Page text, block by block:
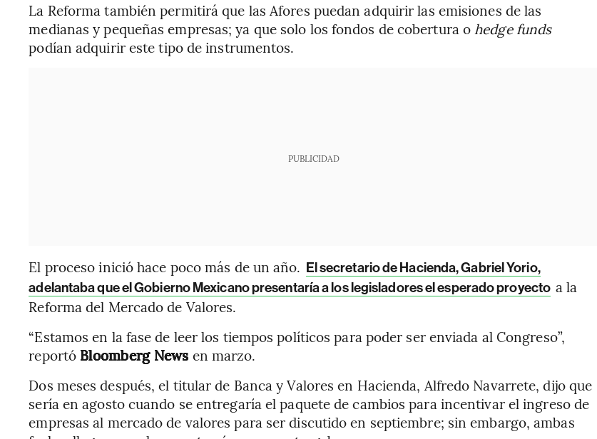
La Reforma también permitirá que las Afores puedan adquirir las emisiones de las
medianas y pequeñas empresas; ya que solo los fondos de cobertura o hedge funds
podían adquirir este tipo de instrumentos.
PUBLICIDAD
El proceso inició hace poco más de un año. El secretario de Hacienda, Gabriel Yorio,
adelantaba que el Gobierno Mexicano presentaría a los legisladores el esperado proyecto a la
Reforma del Mercado de Valores.
“Estamos en la fase de leer los tiempos políticos para poder ser enviada al Congreso”,
reportó Bloomberg News en marzo.
Dos meses después, el titular de Banca y Valores en Hacienda, Alfredo Navarrete, dijo que
sería en agosto cuando se entregaría el paquete de cambios para incentivar el ingreso de
empresas al mercado de valores para ser discutido en septiembre; sin embargo, ambas